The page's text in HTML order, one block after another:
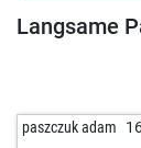
Langsame
paszczuk adam